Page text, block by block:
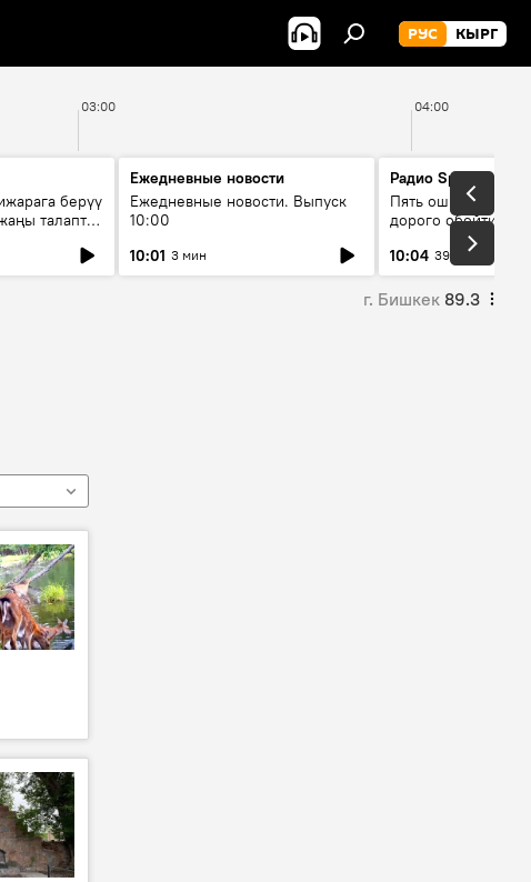
РУС КЫРГ
03:00 04:00
берүү
талаптар
Ежедневные новости
Ежедневные новости. Выпуск
10:00
10:01 3 мин
Радио Sputnik
Пять ошибок
дорого обойтись
10:04 39 мин
г. Бишкек 89.3